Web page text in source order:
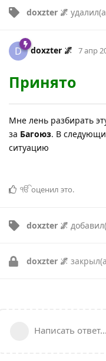
doxzter 🌌
D doxzter 🌌 7 апр
Принято
Мне лень разбирать
за Багоюз. В
ситуацию
ੴоценил это.
doxzter 🌌
doxzter 🌌
Написать ответ...